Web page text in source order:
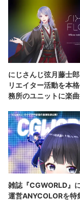
にじさんじ弦月藤士
リエイター活動を本
務所のユニットに楽
雑誌『CGWORLD』
運営ANYCOLORを